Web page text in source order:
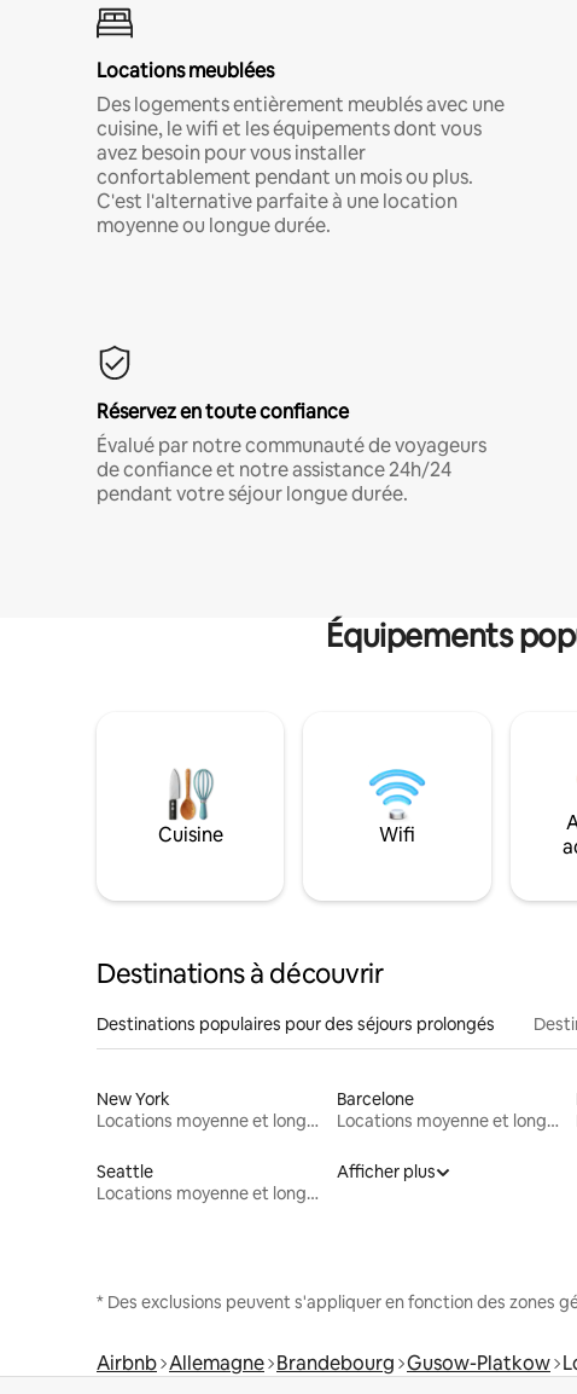
Locations meublées
Des logements entièrement meublés avec une
cuisine, le wifi et les équipements dont vous
avez besoin pour vous installer
confortablement pendant un mois ou plus.
C'est l'alternative parfaite à une location
moyenne ou longue durée.
Réservez en toute confiance
Évalué par notre communauté de voyageurs
de confiance et notre assistance 24h/24
pendant votre séjour longue durée.
Équipements
Cuisine Wifi
Destinations à découvrir
Destinations populaires pour des séjours prolongés
New York
Locations moyenne et longue durée
Barcelone
Locations moyenne et longue durée
Seattle
Locations moyenne et longue durée
Afficher plus
* Des exclusions peuvent s'appliquer en fonction des zones
Airbnb Allemagne Brandebourg Gusow-Platkow